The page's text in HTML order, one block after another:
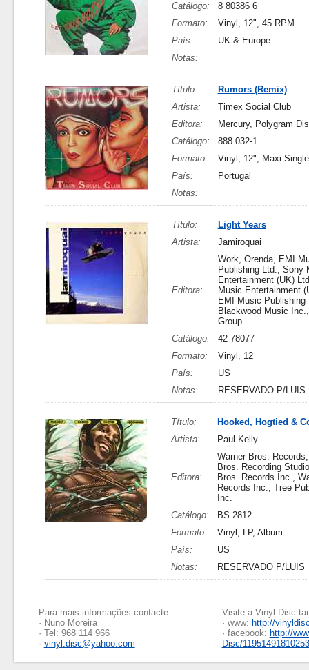
Catálogo:
8 80386 6
Formato:
Vinyl, 12", 45 RPM
País:
UK & Europe
Notas:
Título:
Rumors (Remix)
Artista:
Timex Social Club
Editora:
Mercury, Polygram
Catálogo:
888 032-1
Formato:
Vinyl, 12", Maxi-
País:
Portugal
Notas:
Título:
Light Years
Artista:
Jamiroquai
Editora:
Work, Orenda, EMI
Publishing Ltd., Sony
Entertainment (UK)
Music Entertainment
EMI Music Publishing
Blackwood Music
Group
Catálogo:
42 78077
Formato:
Vinyl, 12
País:
US
Notas:
RESERVADO P/LUIS
Título:
Hooked, Hogtied &
Artista:
Paul Kelly
Editora:
Warner Bros.
Bros. Recording
Bros. Records Inc.,
Records Inc., Tree
Inc.
Catálogo:
BS 2812
Formato:
Vinyl, LP, Album
País:
US
Notas:
RESERVADO P/LUIS
Para mais informações contacte:
· Nuno Moreira
· Tel: 968 114 966
· vinyl.disc@yahoo.com
Visite a Vinyl Disc
· www: http://
· facebook: http://
Disc/